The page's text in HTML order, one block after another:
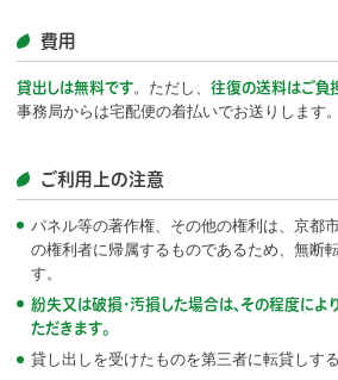
費用
貸出しは無料です。ただし、 往復の送料はご負
事務局からは宅配便の着払いでお送りします。
ご利用上の注意
パネル等の著作権、その他の権利は、京都
の権利者に帰属するものであるため、無断
す。
紛失又は破損・汚損した場合は、その程度によ
ただきます。
貸し出しを受けたものを第三者に転貸しす